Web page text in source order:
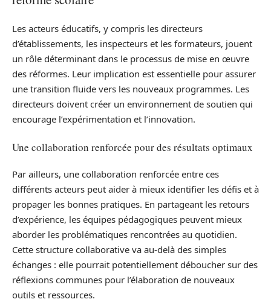
Les acteurs éducatifs, y compris les directeurs
d’établissements, les inspecteurs et les formateurs, jouent
un rôle déterminant dans le processus de mise en œuvre
des réformes. Leur implication est essentielle pour assurer
une transition fluide vers les nouveaux programmes. Les
directeurs doivent créer un environnement de soutien qui
encourage l’expérimentation et l’innovation.
Une collaboration renforcée pour des résultats optimaux
Par ailleurs, une collaboration renforcée entre ces
différents acteurs peut aider à mieux identifier les défis et à
propager les bonnes pratiques. En partageant les retours
d’expérience, les équipes pédagogiques peuvent mieux
aborder les problématiques rencontrées au quotidien.
Cette structure collaborative va au-delà des simples
échanges : elle pourrait potentiellement déboucher sur des
réflexions communes pour l’élaboration de nouveaux
outils et ressources.